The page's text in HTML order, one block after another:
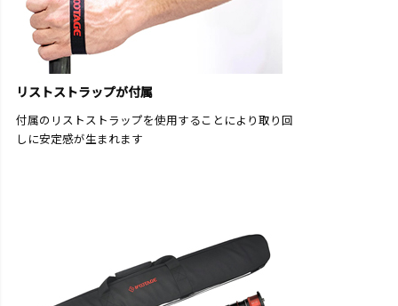
リストストラップが付属
付属のリストストラップを使用することにより取り回
しに安定感が生まれます